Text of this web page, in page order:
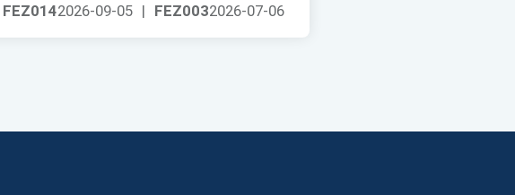
FEZ0032026-07-06
FEZ0142026-09-05 |